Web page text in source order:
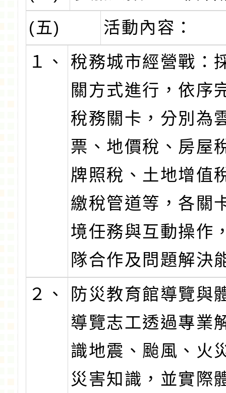
(五)
活動內容：
１、
稅務城市經營戰：
關方式進行，依序
稅務關卡，分別為
票、地價稅、房屋
牌照稅、土地增值
繳稅管道等，各關
境任務與互動操作
隊合作及問題解決
２、
防災教育館導覽與
導覽志工透過專業
識地震、颱風、火
災害知識，並實際